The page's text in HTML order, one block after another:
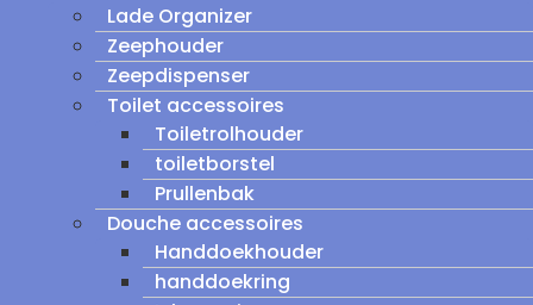
Lade Organizer
Zeephouder
Zeepdispenser
Toilet accessoires
Toiletrolhouder
toiletborstel
Prullenbak
Douche accessoires
Handdoekhouder
handdoekring